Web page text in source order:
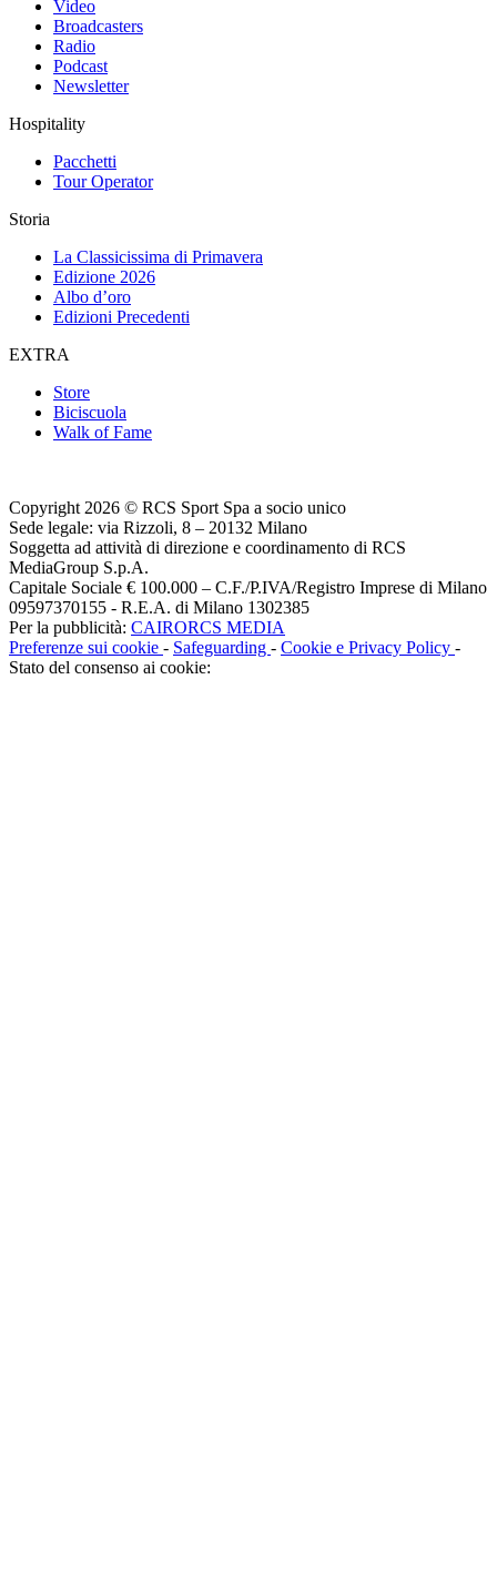
Video
Broadcasters
Radio
Podcast
Newsletter
Hospitality
Pacchetti
Tour Operator
Storia
La Classicissima di Primavera
Edizione 2026
Albo d’oro
Edizioni Precedenti
EXTRA
Store
Biciscuola
Walk of Fame
Copyright 2026 © RCS Sport Spa a socio unico
Sede legale: via Rizzoli, 8 – 20132 Milano
Soggetta ad attività di direzione e coordinamento di RCS
MediaGroup S.p.A.
Capitale Sociale € 100.000 – C.F./P.IVA/Registro Imprese di Milano
09597370155 - R.E.A. di Milano 1302385
Per la pubblicità: CAIRORCS MEDIA
Preferenze sui cookie - Safeguarding - Cookie e Privacy Policy -
Stato del consenso ai cookie: